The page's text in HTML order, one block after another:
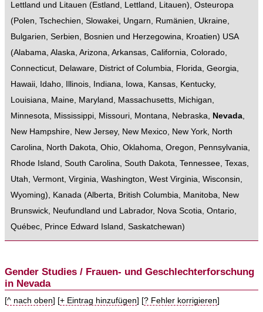
Lettland und Litauen (Estland , Lettland , Litauen), Osteuropa
(Polen, Tschechien, Slowakei, Ungarn, Rumänien, Ukraine,
Bulgarien, Serbien, Bosnien und Herzegowina, Kroatien) USA
(Alabama, Alaska, Arizona, Arkansas, California, Colorado,
Connecticut, Delaware, District of Columbia, Florida, Georgia,
Hawaii, Idaho, Illinois, Indiana, Iowa, Kansas, Kentucky,
Louisiana, Maine, Maryland , Massachusetts, Michigan,
Minnesota, Mississippi, Missouri, Montana, Nebraska, Nevada,
New Hampshire, New Jersey, New Mexico, New York, North
Carolina, North Dakota, Ohio, Oklahoma, Oregon, Pennsylvania,
Rhode Island , South Carolina, South Dakota, Tennessee, Texas,
Utah, Vermont, Virginia, Washington, West Virginia, Wisconsin,
Wyoming), Kanada (Alberta, British Columbia, Manitoba, New
Brunswick, Neufundland und Labrador, Nova Scotia, Ontario,
Québec, Prince Edward Island , Saskatchewan)
Gender Studies / Frauen- und Geschlechterforschung
in Nevada
[^ nach oben] [+ Eintrag hinzufügen] [? Fehler korrigieren]